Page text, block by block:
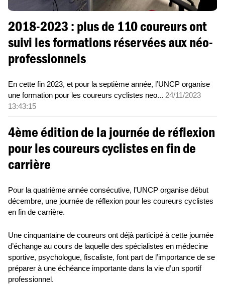
2018-2023 : plus de 110 coureurs ont
suivi les formations réservées aux néo-
professionnels
En cette fin 2023, et pour la septième année, l’UNCP organise
une formation pour les coureurs cyclistes neo... 24/11/2023
13:43:15
4ème édition de la journée de réflexion
pour les coureurs cyclistes en fin de
carrière
Pour la quatrième année consécutive, l’UNCP organise début
décembre, une journée de réflexion pour les coureurs cyclistes
en fin de carrière.
Une cinquantaine de coureurs ont déjà participé à cette journée
d’échange au cours de laquelle des spécialistes en médecine
sportive, psychologue, fiscaliste, font part de l’importance de se
préparer à une échéance importante dans la vie d’un sportif
professionnel.